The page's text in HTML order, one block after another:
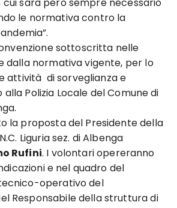
le normativa contro la
sottoscritta nelle
dalla normativa vigente, per lo
attività di sorveglianza e
alla Polizia Locale del Comune di
la proposta del Presidente della
Liguria sez. di Albenga
Rufini. I volontari opereranno
e nel quadro del
operativo del
Responsabile della struttura di